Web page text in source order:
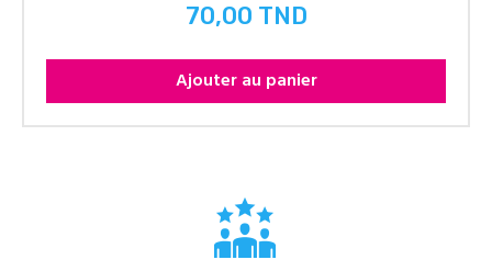
Prix
70,00 TND
Ajouter au panier